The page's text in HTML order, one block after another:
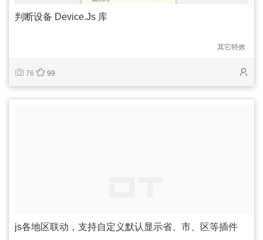
判断设备 Device.Js 库
其它特效
76 99
js各地区联动，支持自定义默认显示省、市、区等插件